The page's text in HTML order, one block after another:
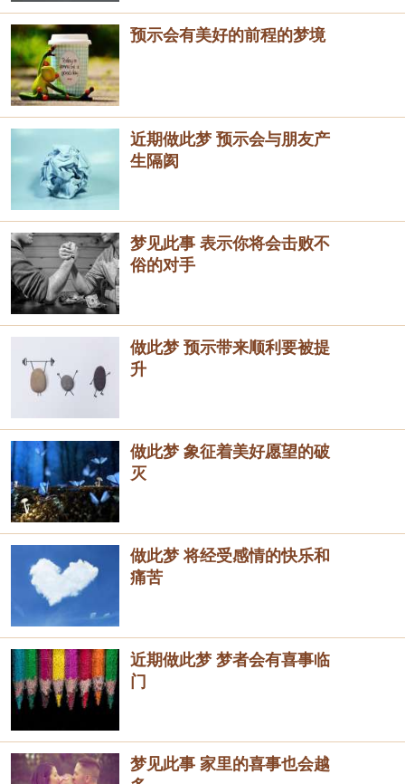
预示会有美好的前程的梦境
近期做此梦 预示会与朋友产
生隔阂
梦见此事 表示你将会击败不
俗的对手
做此梦 预示带来顺利要被提
升
做此梦 象征着美好愿望的破
灭
做此梦 将经受感情的快乐和
痛苦
近期做此梦 梦者会有喜事临
门
梦见此事 家里的喜事也会越